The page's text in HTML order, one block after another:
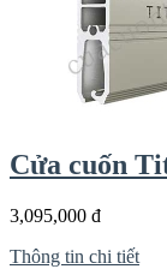
Cửa cuốn
3,095,000 đ
Thông tin chi tiết